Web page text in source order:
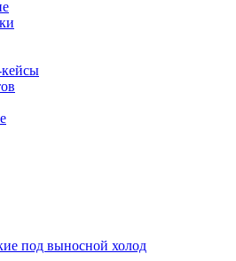
под выносной холод